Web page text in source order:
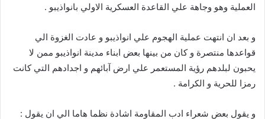
العملية وهو وجاهة علي القاعدة العسكرية الاولي بانواذيبو .
و بعد ان انتهت عملية الهجوم علي انواذيبو و عادت الغزوة الي
قواعدها منتصرة و كان من بينها بعض ابناء مدينة انواذيبو ممن لا
يحبون لبلدهم رؤية المستعمر علي ارض آبائهم و اجدادهم التي كانت
رمزا للحرية و الكرامة .
و يقول بعض شعراء ادب المقاومة اشادة نظما هاما الي ان يقول :